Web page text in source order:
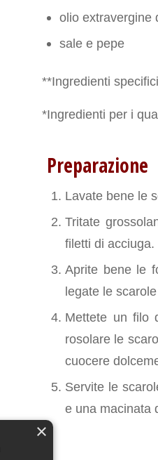
olio extravergine
sale e pepe
**Ingredienti
*Ingredienti per i
Preparazione
Lavate bene le
Tritate
filetti di acciuga.
Aprite bene le
legate le
Mettete un filo
rosolare le
cuocere
Servite le
e una macinata
×